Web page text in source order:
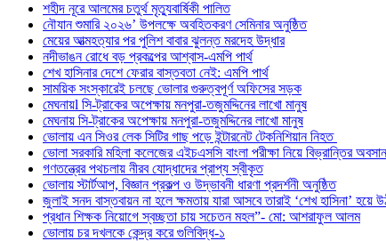
শহীদ নূরে আলমের চতুর্থ মৃত্যুবার্ষিকী পালিত
নৌযান শুমারি ২০২৬’ উপলক্ষে অবহিতকরণ সেমিনার অনুষ্ঠিত
মেয়ের আত্মহত্যার পর পুলিশ বাবার ঝুলন্ত মরদেহ উদ্ধার
নদীভাঙন রোধে বড় প্রকল্পের আশ্বাস-এমপি পার্থ
শেখ হাসিনার দেশে ফেরার বাস্তবতা নেই: এমপি পার্থ
সাময়িক সংস্কারেই চলছে ভোলার গুরুত্বপূর্ণ অফিসের সড়ক
মেঘনায়l সি-ট্রাকের অপেক্ষায় মনপুরা-তজুমদ্দিনের লাখো মানুষ
মেঘনায় সি-ট্রাকের অপেক্ষায় মনপুরা-তজুমদ্দিনের লাখো মানুষ
ভোলায় এন সিওর লেক সিটির গাছ পড়ে ইন্টারনেট টেকনিশিয়ান নিহত
ভোলা সরকারি মহিলা কলেজের এইচএসসি বাংলা পরীক্ষা নিয়ে বিভ্রান্তির অবসান
গণতন্ত্রের পথচলায় নীরব যোদ্ধাদের প্রাপ্য স্বীকৃত
ভোলায় স্টার্টআপ, বিজ্ঞান প্রকল্প ও উদ্ভাবনী ধারণা প্রদর্শনী অনুষ্ঠিত
জুলাই সনদ বাস্তবায়ন না হলে ক্ষমতায় যারা আসবে তারাই ‘শেখ হাসিনা’ হয়ে
প্রধান শিক্ষক নিয়োগে স্বচ্ছতা চায় সচেতন মহল”- মো: আশরাফুল আলম
ভোলায় চর দখলকে কেন্দ্র করে গুলিবিদ্ধ-১